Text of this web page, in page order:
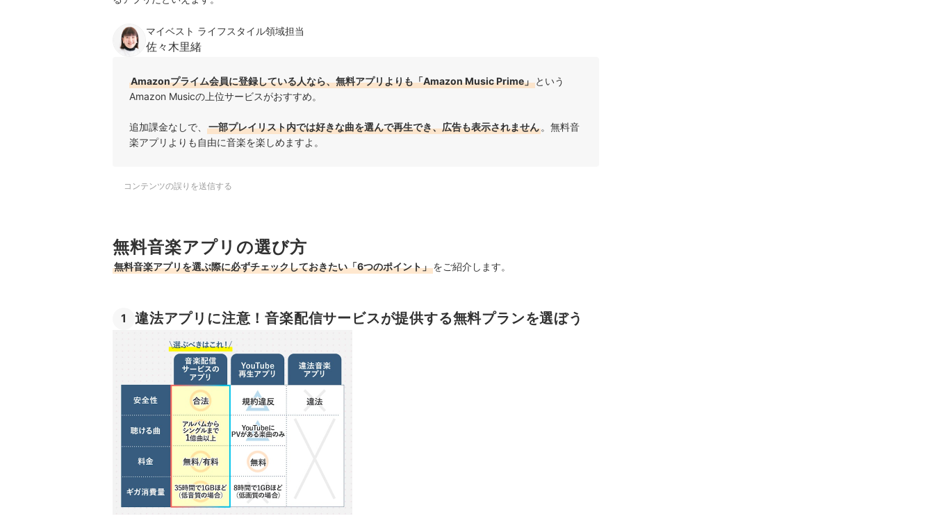
マイベスト ライフスタイル領域担当
佐々木里緒
Amazonプライム会員に登録している人なら、無料アプリよりも「Amazon Music Prime」 という
Amazon Musicの上位サービスがおすすめ。
追加課金なしで、 一部プレイリスト内では好きな曲を選んで再生でき、広告も表示されません。無料音
楽アプリよりも自由に音楽を楽しめますよ。
コンテンツの誤りを送信する
無料音楽アプリの選び方
無料音楽アプリを選ぶ際に必ずチェックしておきたい「6つのポイント」をご紹介します。
1 違法アプリに注意！音楽配信サービスが提供する無料プランを選ぼう